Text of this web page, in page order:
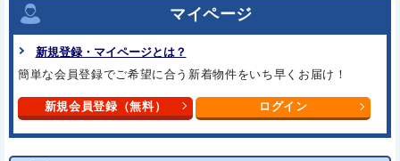
マイページ
新規登録・マイページとは？
簡単な会員登録でご希望に合う 新着物件をいち早くお届け！
新規会員登録（無料） ログイン